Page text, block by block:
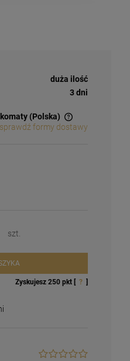
duża ilość
3 dni
(Polska)
sprawdź formy dostawy
szt.
Zyskujesz 250 pkt [ ? ]